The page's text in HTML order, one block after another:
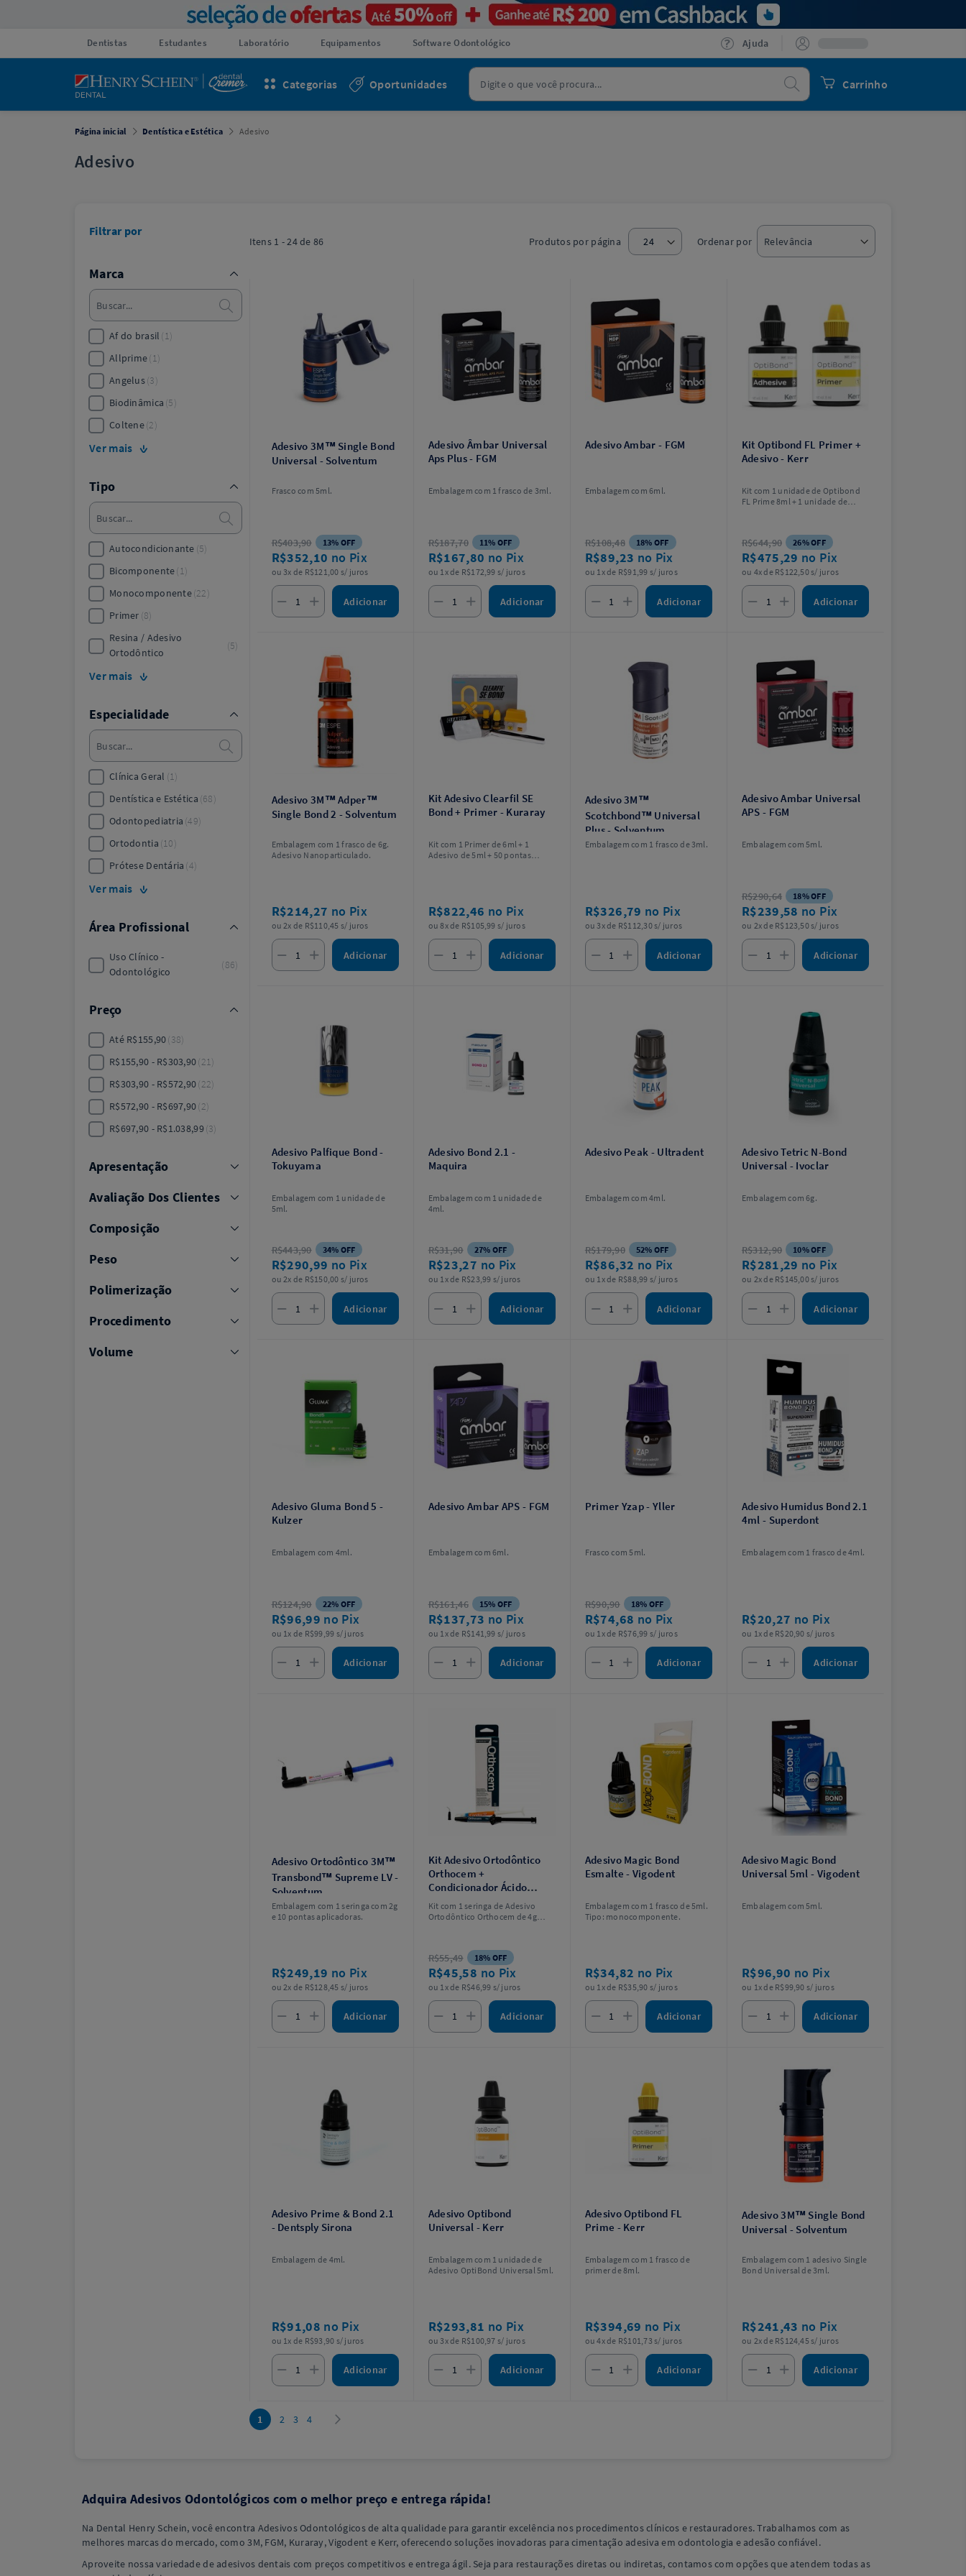
Dentistas Estudantes Laboratório Equipamentos Software Odontológico Ajuda
Carrinho
Procurar
Oportunidades
Categorias
Página inicial Dentística e Estética Adesivo
Adesivo
Itens 1 - 24de 86 Produtos por página Ordenar por
Adesivo 3M™ Single Bond
Universal - Solventum
Frasco com 5ml.
R$403,90 13% OFF
R$352,10 no Pix
ou 3x de R$121,00 s/ juros
Adicionar
Adesivo Âmbar Universal
Aps Plus - FGM
Embalagem com 1 frasco de 3ml.
R$187,70 11% OFF
R$167,80 no Pix
ou 1x de R$172,99 s/ juros
Adicionar
Adesivo Ambar - FGM
Embalagem com 6ml.
R$108,48 18% OFF
R$89,23 no Pix
ou 1x de R$91,99 s/ juros
Adicionar
Kit Optibond FL Primer +
Adesivo - Kerr
Kit com 1 unidade de Optibond
FL Prime 8ml + 1 unidade de
R$644,90 26% OFF
R$475,29 no Pix
ou 4x de R$122,50 s/ juros
Adicionar
Adesivo 3M™ Adper™
Single Bond 2 - Solventum
Embalagem com 1 frasco de 6g.
Adesivo Nanoparticulado.
R$214,27 no Pix
ou 2x de R$110,45 s/ juros
Adicionar
Kit Adesivo Clearfil SE
Bond + Primer - Kuraray
Kit com 1 Primer de 6ml + 1
Adesivo de 5ml + 50 pontas
1 placa de bloqueio de luz + 1
estojo exterior para fácil
dispensação.
R$822,46 no Pix
ou 8x de R$105,99 s/ juros
Adicionar
Adesivo 3M™
Scotchbond™ Universal
Plus - Solventum
Embalagem com 1 frasco de 3ml.
R$326,79 no Pix
ou 3x de R$112,30 s/ juros
Adicionar
Adesivo Ambar Universal
APS - FGM
Embalagem com 5ml.
R$290,64 18% OFF
R$239,58 no Pix
ou 2x de R$123,50 s/ juros
Adicionar
Adesivo Palfique Bond -
Tokuyama
Embalagem com 1 unidade de
5ml.
R$443,90 34% OFF
R$290,99 no Pix
ou 2x de R$150,00 s/ juros
Adicionar
Adesivo Bond 2.1 -
Maquira
Embalagem com 1 unidade de
4ml.
R$31,90 27% OFF
R$23,27 no Pix
ou 1x de R$23,99 s/ juros
Adicionar
Adesivo Peak - Ultradent
Embalagem com 4ml.
R$179,90 52% OFF
R$86,32 no Pix
ou 1x de R$88,99 s/ juros
Adicionar
Adesivo Tetric N-Bond
Universal - Ivoclar
Embalagem com 6g.
R$312,90 10% OFF
R$281,29 no Pix
ou 2x de R$145,00 s/ juros
Adicionar
Adesivo Gluma Bond 5 -
Kulzer
Embalagem com 4ml.
R$124,90 22% OFF
R$96,99 no Pix
ou 1x de R$99,99 s/ juros
Adicionar
Adesivo Ambar APS - FGM
Embalagem com 6ml.
R$161,46 15% OFF
R$137,73 no Pix
ou 1x de R$141,99 s/ juros
Adicionar
Primer Yzap - Yller
Frasco com 5ml.
R$90,90 18% OFF
R$74,68 no Pix
ou 1x de R$76,99 s/ juros
Adicionar
Adesivo Humidus Bond 2.1
4ml - Superdont
Embalagem com 1 frasco de 4ml.
R$20,27 no Pix
ou 1x de R$20,90 s/ juros
Adicionar
Adesivo Ortodôntico 3M™
Transbond™ Supreme LV -
Solventum
Embalagem com 1 seringa com 2g
e 10 pontas aplicadoras.
R$249,19 no Pix
ou 2x de R$128,45 s/ juros
Adicionar
Kit Adesivo Ortodôntico
Orthocem +
Condicionador Ácido
Condac 37% - FGM
Kit com 1 seringa de Adesivo
Ortodôntico Orthocem de 4g
R$55,49 18% OFF
R$45,58 no Pix
ou 1x de R$46,99 s/ juros
Adicionar
Adesivo Magic Bond
Esmalte - Vigodent
Embalagem com 1 frasco de 5ml.
Tipo: monocomponente.
R$34,82 no Pix
ou 1x de R$35,90 s/ juros
Adicionar
Adesivo Magic Bond
Universal 5ml - Vigodent
Embalagem com 5ml.
R$96,90 no Pix
ou 1x de R$99,90 s/ juros
Adicionar
Adesivo Prime & Bond 2.1
- Dentsply Sirona
Embalagem de 4ml.
R$91,08 no Pix
ou 1x de R$93,90 s/ juros
Adicionar
Adesivo Optibond
Universal - Kerr
Embalagem com 1 unidade de
Adesivo OptiBond Universal 5ml.
R$293,81 no Pix
ou 3x de R$100,97 s/ juros
Adicionar
Adesivo Optibond FL
Prime - Kerr
Embalagem com 1 frasco de
primer de 8ml.
R$394,69 no Pix
ou 4x de R$101,73 s/ juros
Adicionar
Adesivo 3M™ Single Bond
Universal - Solventum
Embalagem com 1 adesivo Single
Bond Universal de 3ml.
R$241,43 no Pix
ou 2x de R$124,45 s/ juros
Adicionar
1 2 3 4
Filtrar por
Marca
Af do brasil 1
Allprime 1
Angelus 3
Biodinâmica 5
Coltene 2
Ver mais
Tipo
Autocondicionante 5
Bicomponente 1
Monocomponente 22
Primer 8
Resina / Adesivo
Ortodôntico
5
Ver mais
Especialidade
Clínica Geral 1
Dentística e Estética 68
Odontopediatria 49
Ortodontia 10
Prótese Dentária 4
Ver mais
Área Profissional
Uso Clínico -
Odontológico
86
Preço
Até R$155,90 38
R$155,90 - R$303,90 21
R$303,90 - R$572,90 22
R$572,90 - R$697,90 2
R$697,90 - R$1.038,99 3
Apresentação
Avaliação Dos Clientes
Composição
Peso
Polimerização
Procedimento
Volume
Adquira Adesivos Odontológicos com o melhor preço e entrega rápida!
Na Dental Henry Schein, você encontra Adesivos Odontológicos de alta qualidade para garantir excelência nos procedimentos clínicos e restauradores. Trabalhamos com as
melhores marcas do mercado, como 3M, FGM, Kuraray, Vigodent e Kerr, oferecendo soluções inovadoras para cimentação adesiva em odontologia e adesão confiável.
Aproveite nossa variedade de adesivos dentais com preços competitivos e entrega ágil. Seja para restaurações diretas ou indiretas, contamos com opções que atendem todas as